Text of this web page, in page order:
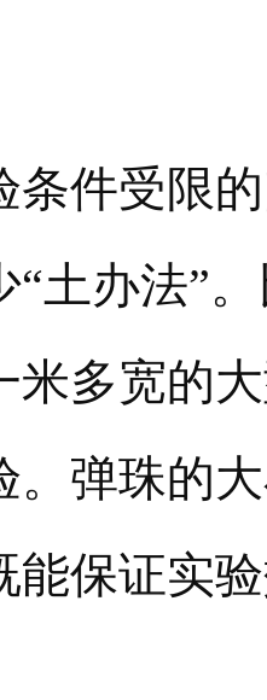
条件受限
“土办法”
米多宽的
。弹珠的
能保证实